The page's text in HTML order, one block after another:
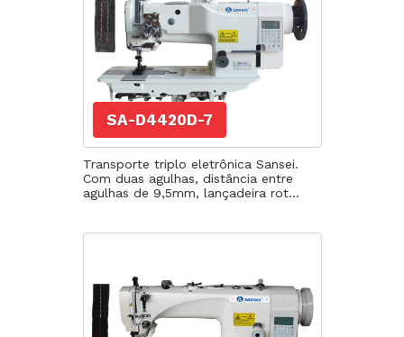
SA-D4420D-7
Transporte triplo eletrônica Sansei.
Com duas agulhas, distância entre
agulhas de 9,5mm, lançadeira rot...